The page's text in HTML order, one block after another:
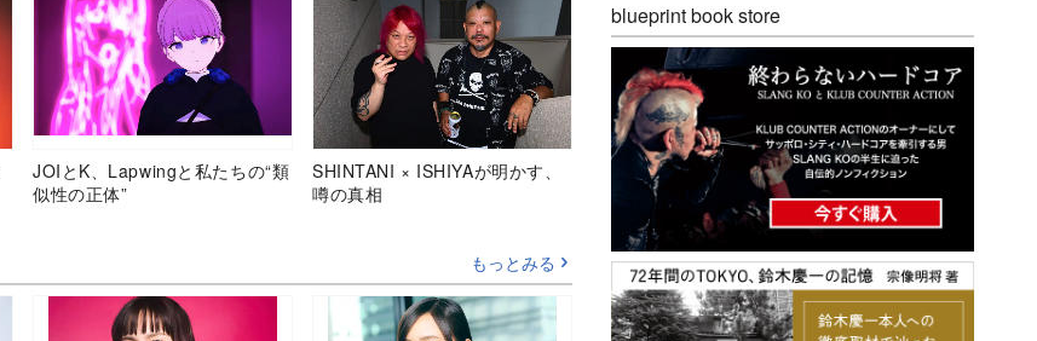
JOIとK、Lapwingと私たちの“類
似性の正体”
SHINTANI × ISHIYAが明かす、
噂の真相
もっとみる
blueprint book store